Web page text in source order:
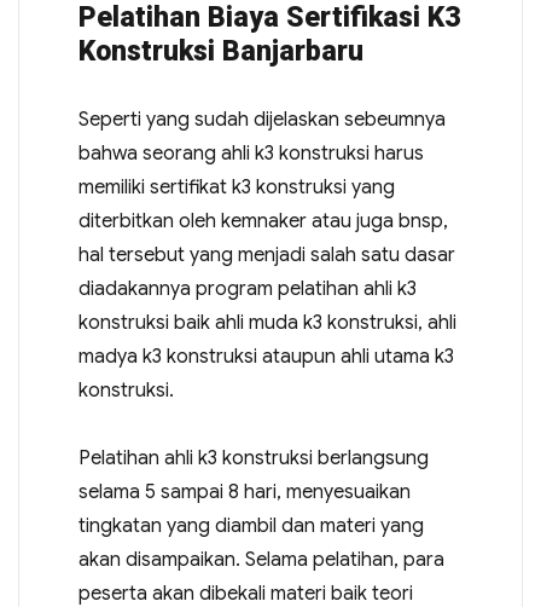
Pelatihan Biaya Sertifikasi K3
Konstruksi Banjarbaru
Seperti yang sudah dijelaskan sebeumnya
bahwa seorang ahli k3 konstruksi harus
memiliki sertifikat k3 konstruksi yang
diterbitkan oleh kemnaker atau juga bnsp,
hal tersebut yang menjadi salah satu dasar
diadakannya program pelatihan ahli k3
konstruksi baik ahli muda k3 konstruksi, ahli
madya k3 konstruksi ataupun ahli utama k3
konstruksi.
Pelatihan ahli k3 konstruksi berlangsung
selama 5 sampai 8 hari, menyesuaikan
tingkatan yang diambil dan materi yang
akan disampaikan. Selama pelatihan, para
peserta akan dibekali materi baik teori